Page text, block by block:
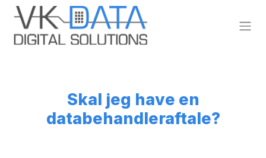
Skip to Content
Skal jeg have en
databehandleraftale?